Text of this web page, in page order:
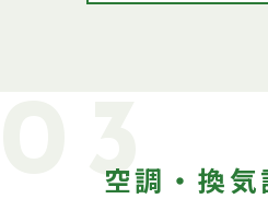
03空調・換